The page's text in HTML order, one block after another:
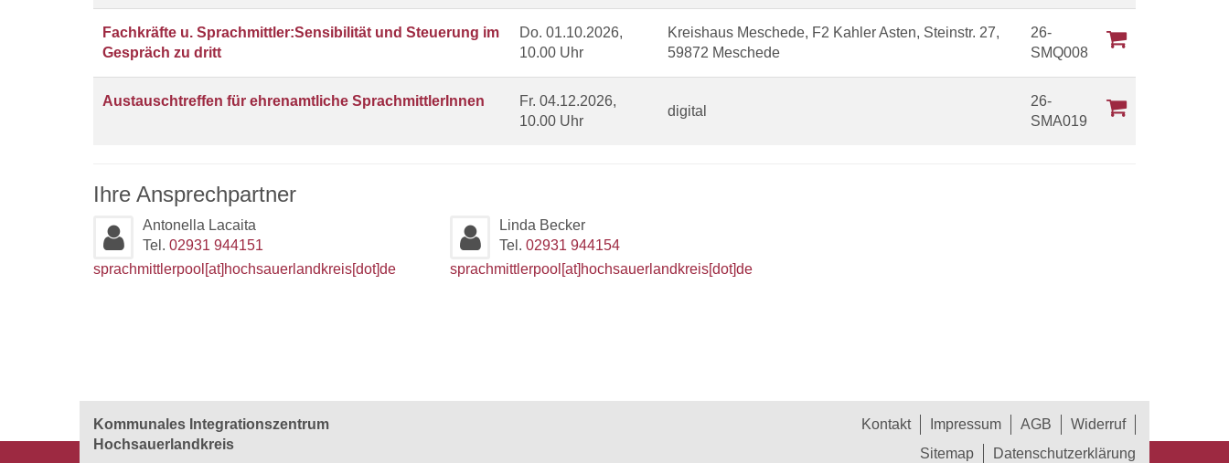
Fachkräfte u. Sprachmittler:Sensibilität und Steuerung im
Gespräch zu dritt
Do. 01.10.2026,
10.00 Uhr
Kreishaus Meschede, F2 Kahler Asten, Steinstr. 27,
59872 Meschede
26-
SMQ008
Austauschtreffen für ehrenamtliche SprachmittlerInnen Fr. 04.12.2026,
10.00 Uhr
digital
26-
SMA019
Ihre Ansprechpartner
Antonella Lacaita
Tel. 02931 944151
sprachmittlerpool[at]hochsauerlandkreis[dot]de
Linda Becker
Tel. 02931 944154
sprachmittlerpool[at]hochsauerlandkreis[dot]de
Kommunales Integrationszentrum
Hochsauerlandkreis
Kontakt Impressum AGB
Widerruf
Sitemap
Datenschutzerklärung